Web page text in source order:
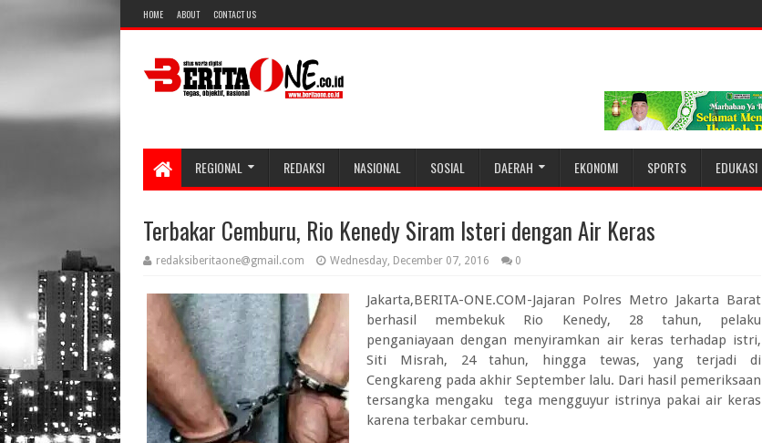
HOME ABOUT CONTACT US
REGIONAL REDAKSI NASIONAL SOSIAL DAERAH EKONOMI SPORTS EDUKASI
Terbakar Cemburu, Rio Kenedy Siram Isteri dengan Air Keras
redaksiberitaone@gmail.com Wednesday, December 07, 2016 0
Jakarta,BERITA-ONE.COM-Jajaran Polres Metro Jakarta Barat
berhasil membekuk Rio Kenedy, 28 tahun, pelaku
penganiayaan dengan menyiramkan air keras terhadap istri,
Siti Misrah, 24 tahun, hingga tewas, yang terjadi di
Cengkareng pada akhir September lalu. Dari hasil pemeriksaan
tersangka mengaku tega mengguyur istrinya pakai air keras
karena terbakar cemburu.